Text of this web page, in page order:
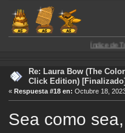
Índice de Traducciones de
Re: Laura Bow (The
Click Edition)
«Respuesta #18 en: Octubre 18,
Sea como